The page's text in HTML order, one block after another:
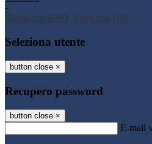
-
Entra con SPID Entra con CIE
Seleziona utente
button close ×
Recupero password
button close ×
E-mail